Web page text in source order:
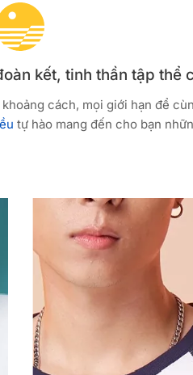
kết, tinh thần tập thể
cách, mọi giới hạn để
tự hào mang đến cho bạn